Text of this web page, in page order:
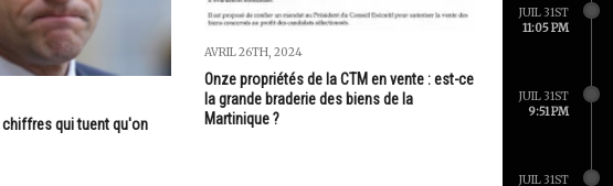
chiffres qui tuent qu'on
AVRIL 26TH, 2024
Onze propriétés de la CTM en vente : est-ce
la grande braderie des biens de la
Martinique ?
JUIL 31ST
11:05 PM
JUIL 31ST
9:51 PM
JUIL 31ST